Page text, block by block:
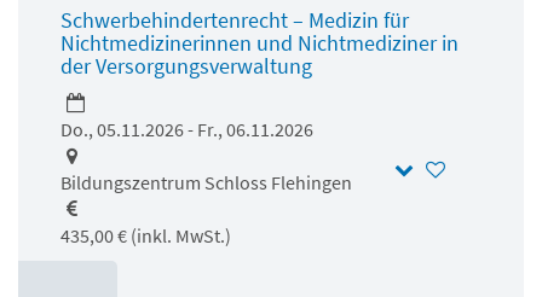
Schwerbehindertenrecht – Medizin für
Nichtmedizinerinnen und Nichtmediziner in
der Versorgungsverwaltung
Do., 05.11.2026 - Fr., 06.11.2026
Bildungszentrum Schloss Flehingen
435,00 € (inkl. MwSt.)